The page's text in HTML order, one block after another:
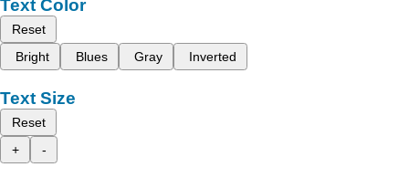
Text Color
Reset
Bright
Blues Gray Inverted
Text Size
Reset
+
-